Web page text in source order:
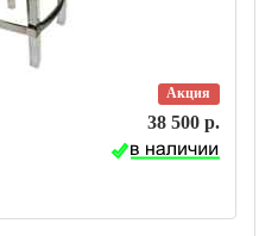
Акция
38 500 р.